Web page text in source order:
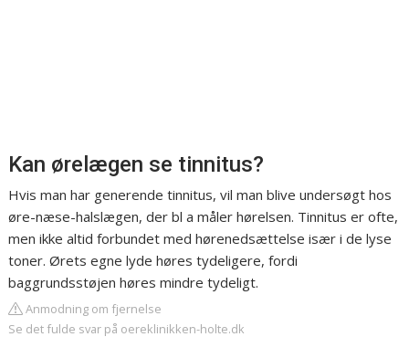
Kan ørelægen se tinnitus?
Hvis man har generende tinnitus, vil man blive undersøgt hos
øre-næse-halslægen, der bl a måler hørelsen. Tinnitus er ofte,
men ikke altid forbundet med hørenedsættelse især i de lyse
toner. Ørets egne lyde høres tydeligere, fordi
baggrundsstøjen høres mindre tydeligt.
Anmodning om fjernelse
Se det fulde svar på oereklinikken-holte.dk